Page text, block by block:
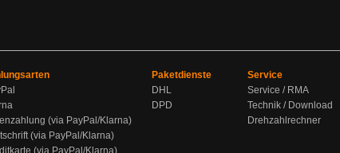
(via PayPal/Klarna)
(via PayPal/Klarna)
(via PayPal/Klarna)
Paketdienste
DHL
DPD
Service
Service / RMA
Technik / Download
Drehzahlrechner